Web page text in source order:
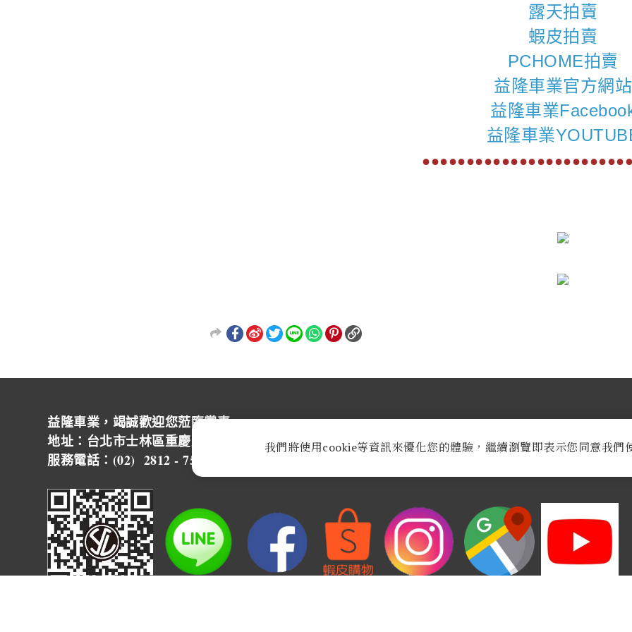
露天拍賣
蝦皮拍賣
PCHOME拍賣
益隆車業官方網站
益隆車業
益隆車業
益隆車業，竭誠歡迎您蒞臨賞車~ ~
地址：台北市士林區重慶北路四段244號 營業時間：週一至週六AM 9:30至PM 8:30
服務電話：(02) 2812 - 7500
我們將使用cookie等資訊來優化您的體驗，繼續瀏覽即表示您同意我們